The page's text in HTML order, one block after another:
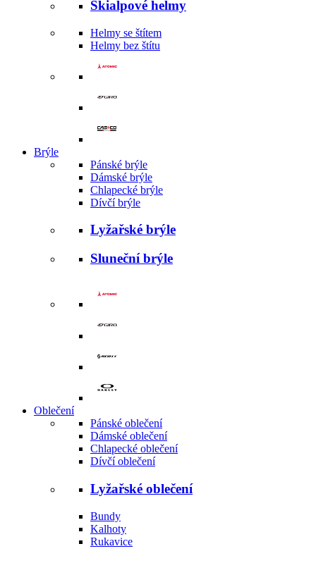
Skialpové helmy
Helmy se štítem
Helmy bez štítu
Brýle
Pánské brýle
Dámské brýle
Chlapecké brýle
Dívčí brýle
Lyžařské brýle
Sluneční brýle
Oblečení
Pánské oblečení
Dámské oblečení
Chlapecké oblečení
Dívčí oblečení
Lyžařské oblečení
Bundy
Kalhoty
Rukavice